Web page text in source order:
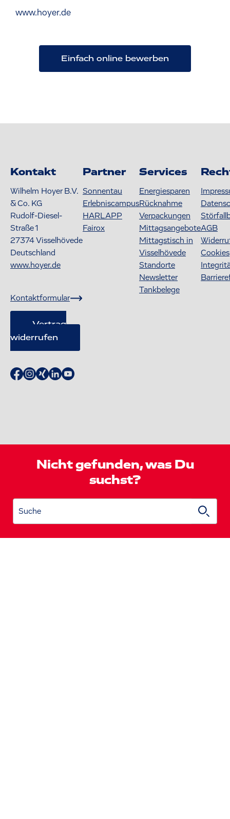
www.hoyer.de
Einfach online bewerben
Kontakt
Wilhelm Hoyer B.V.
& Co. KG
Rudolf-Diesel-
Straße 1
27374Visselhövede
Deutschland
www.hoyer.de
Kontaktformular
Vertrag
widerrufen
Partner
Sonnentau
Erlebniscampus
HARLAPP
Fairox
Services
Energiesparen
Rücknahme
Verpackungen
Mittagsangebote
Mittagstisch in
Visselhövede
Standorte
Newsletter
Tankbelege
AGB
Cookies
Nicht gefunden, was Du
suchst?
Suche